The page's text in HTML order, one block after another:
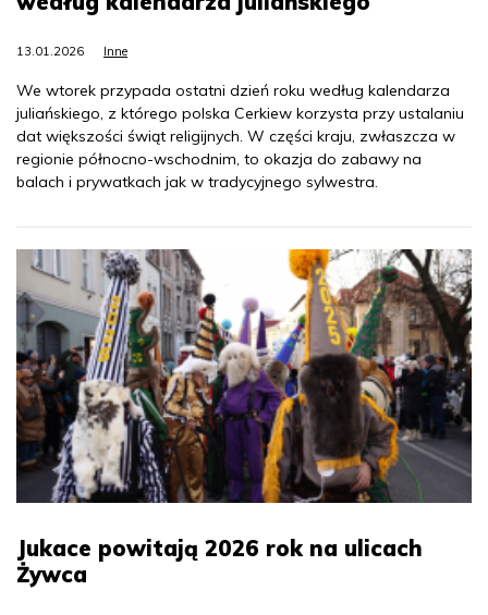
13.01.2026 Inne
We wtorek przypada ostatni dzień roku według kalendarza
juliańskiego, z którego polska Cerkiew korzysta przy ustalaniu
dat większości świąt religijnych. W części kraju, zwłaszcza w
regionie północno-wschodnim, to okazja do zabawy na
balach i prywatkach jak w tradycyjnego sylwestra.
Jukace powitają 2026 rok na ulicach
Żywca